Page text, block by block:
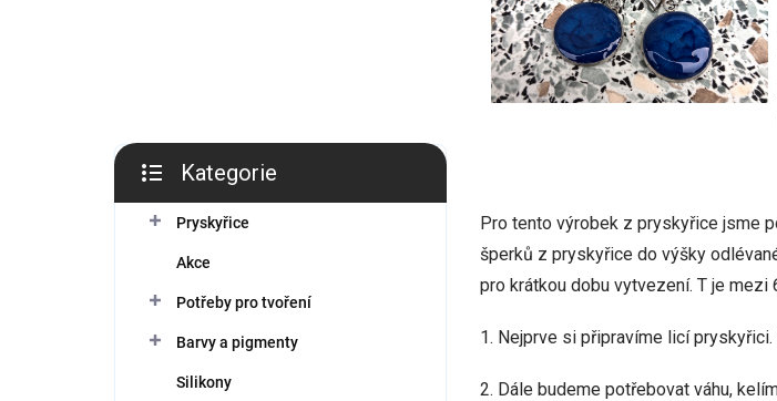
kategorie
Kategorie
Pryskyřice
Akce
Potřeby pro tvoření
Barvy a pigmenty
Silikony
Pro tento výrobek z pryskyřice jsme
šperků z pryskyřice do výšky
pro krátkou dobu vytvezení. T je mezi
1. Nejprve si připravíme licí
2. Dále budeme potřebovat váhu,